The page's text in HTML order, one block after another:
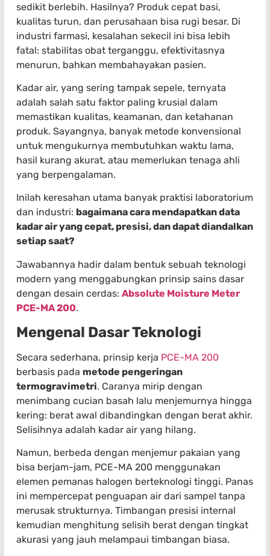
sedikit berlebih. Hasilnya? Produk cepat basi,
kualitas turun, dan perusahaan bisa rugi besar. Di
industri farmasi, kesalahan sekecil ini bisa lebih
fatal: stabilitas obat terganggu, efektivitasnya
menurun, bahkan membahayakan pasien.
Kadar air, yang sering tampak sepele, ternyata
adalah salah satu faktor paling krusial dalam
memastikan kualitas, keamanan, dan ketahanan
produk. Sayangnya, banyak metode konvensional
untuk mengukurnya membutuhkan waktu lama,
hasil kurang akurat, atau memerlukan tenaga ahli
yang berpengalaman.
Inilah keresahan utama banyak praktisi laboratorium
dan industri: bagaimana cara mendapatkan data
kadar air yang cepat, presisi, dan dapat diandalkan
setiap saat?
Jawabannya hadir dalam bentuk sebuah teknologi
modern yang menggabungkan prinsip sains dasar
dengan desain cerdas: Absolute Moisture Meter
PCE-MA 200.
Mengenal Dasar Teknologi
Secara sederhana, prinsip kerja PCE-MA 200
berbasis pada metode pengeringan
termogravimetri. Caranya mirip dengan
menimbang cucian basah lalu menjemurnya hingga
kering: berat awal dibandingkan dengan berat akhir.
Selisihnya adalah kadar air yang hilang.
Namun, berbeda dengan menjemur pakaian yang
bisa berjam-jam, PCE-MA 200 menggunakan
elemen pemanas halogen berteknologi tinggi. Panas
ini mempercepat penguapan air dari sampel tanpa
merusak strukturnya. Timbangan presisi internal
kemudian menghitung selisih berat dengan tingkat
akurasi yang jauh melampaui timbangan biasa.